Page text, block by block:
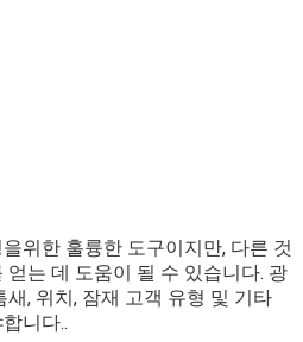
위한 훌륭한 도구이지만, 다른 것
는 데 도움이 될 수 있습니다. 광
, 위치, 잠재 고객 유형 및 기타
니다..